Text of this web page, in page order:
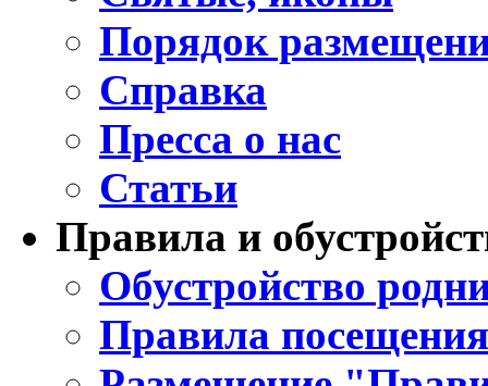
Порядок
Справка
Пресса о нас
Статьи
Правила и
Обустройство
Правила